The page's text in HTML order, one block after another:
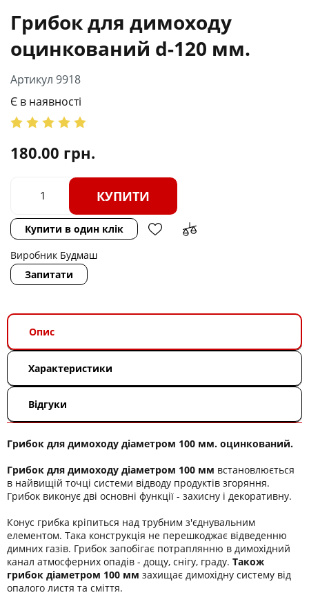
Грибок для димоходу
оцинкований d-120 мм.
Артикул 9918
Є в наявності
180.00 грн.
КУПИТИ
Купити в один клік
Виробник Будмаш
Запитати
Опис
Характеристики
Відгуки
Грибок для димоходу діаметром 100 мм. оцинкований.
Грибок для димоходу діаметром 100 мм встановлюється
в найвищій точці системи відводу продуктів згоряння.
Грибок виконує дві основні функції - захисну і декоративну.
Конус грибка кріпиться над трубним з'єднувальним
елементом. Така конструкція не перешкоджає відведенню
димних газів. Грибок запобігає потраплянню в димохідний
канал атмосферних опадів - дощу, снігу, граду. Також
грибок діаметром 100 мм захищає димохідну систему від
опалого листя та сміття.